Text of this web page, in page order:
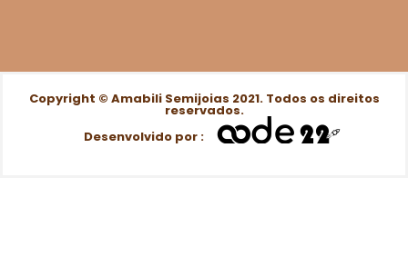
Copyright © Amabili Semijoias 2021. Todos os direitos
reservados.
Desenvolvido por :